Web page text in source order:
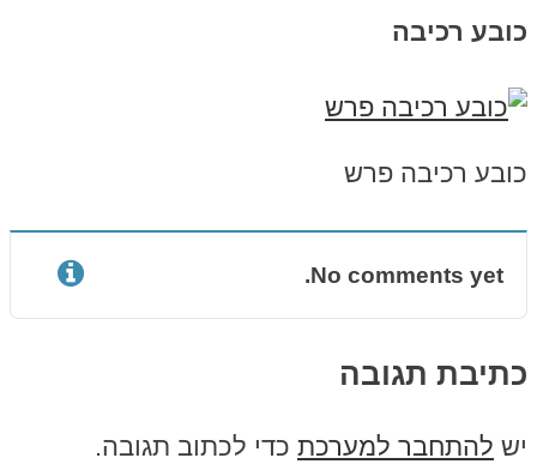
כובע רכיבה
כובע רכיבה פרש
No comments yet.
כתיבת תגובה
יש להתחבר למערכת כדי לכתוב תגובה.